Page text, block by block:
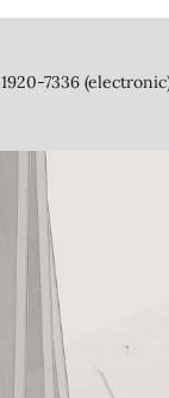
1920-7336